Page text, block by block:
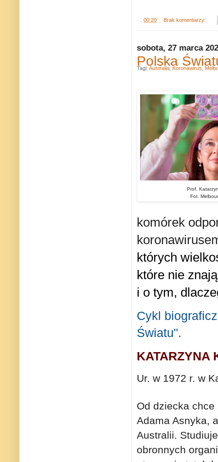
00:20 Brak komentarzy:
sobota, 27 marca
Polska
Prof.
Fot.
komórek
których
które nie
i o tym,
Cykl
Światu".
KATARZYNA
Ur. w 1972 r. w
Od dziecka
Adama Asnyka,
Australii.
obronnych
Tagi: Australia Koronawirus